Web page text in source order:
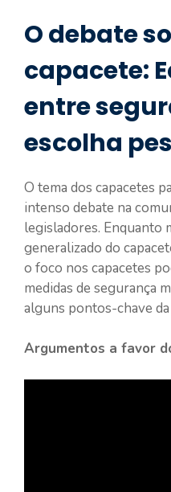
O debate
capacete:
entre
escolha
O tema dos capacetes
intenso debate na
legisladores. Enquanto
generalizado do
o foco nos capacetes
medidas de segurança
alguns pontos-chave
Argumentos a favor